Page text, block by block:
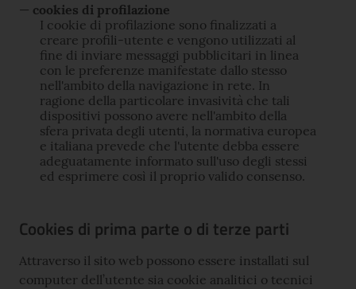
cookies di profilazione
I cookie di profilazione sono finalizzati a
creare profili-utente e vengono utilizzati al
fine di inviare messaggi pubblicitari in linea
con le preferenze manifestate dallo stesso
nell'ambito della navigazione in rete. In
ragione della particolare invasività che tali
dispositivi possono avere nell'ambito della
sfera privata degli utenti, la normativa europea
e italiana prevede che l'utente debba essere
adeguatamente informato sull'uso degli stessi
ed esprimere così il proprio valido consenso.
Cookies di prima parte o di terze parti
Attraverso il sito web possono essere installati sul
computer dell’utente sia cookie analitici o tecnici